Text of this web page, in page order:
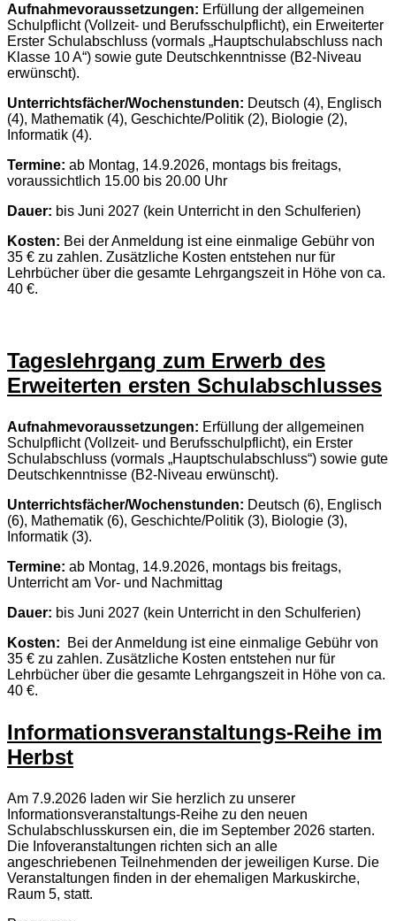
Aufnahmevoraussetzungen: Erfüllung der allgemeinen
Schulpflicht (Vollzeit- und Berufsschulpflicht), ein Erweiterter
Erster Schulabschluss (vormals „Hauptschulabschluss nach
Klasse 10 A“) sowie gute Deutschkenntnisse (B2-Niveau
erwünscht).
Unterrichtsfächer/Wochenstunden: Deutsch (4), Englisch
(4), Mathematik (4), Geschichte/Politik (2), Biologie (2),
Informatik (4).
Termine: ab Montag, 14.9.2026, montags bis freitags,
voraussichtlich 15.00 bis 20.00 Uhr
Dauer: bis Juni 2027 (kein Unterricht in den Schulferien)
Kosten: Bei der Anmeldung ist eine einmalige Gebühr von
35 € zu zahlen. Zusätzliche Kosten entstehen nur für
Lehrbücher über die gesamte Lehrgangszeit in Höhe von ca.
40 €.
Tageslehrgang zum Erwerb des
Erweiterten ersten Schulabschlusses
Aufnahmevoraussetzungen: Erfüllung der allgemeinen
Schulpflicht (Vollzeit- und Berufsschulpflicht), ein Erster
Schulabschluss (vormals „Hauptschulabschluss“) sowie gute
Deutschkenntnisse (B2-Niveau erwünscht).
Unterrichtsfächer/Wochenstunden: Deutsch (6), Englisch
(6), Mathematik (6), Geschichte/Politik (3), Biologie (3),
Informatik (3).
Termine: ab Montag, 14.9.2026, montags bis freitags,
Unterricht am Vor- und Nachmittag
Dauer: bis Juni 2027 (kein Unterricht in den Schulferien)
Kosten: Bei der Anmeldung ist eine einmalige Gebühr von
35 € zu zahlen. Zusätzliche Kosten entstehen nur für
Lehrbücher über die gesamte Lehrgangszeit in Höhe von ca.
40 €.
Informationsveranstaltungs-Reihe im
Herbst
Am 7.9.2026 laden wir Sie herzlich zu unserer
Informationsveranstaltungs-Reihe zu den neuen
Schulabschlusskursen ein, die im September 2026 starten.
Die Infoveranstaltungen richten sich an alle
angeschriebenen Teilnehmenden der jeweiligen Kurse. Die
Veranstaltungen finden in der ehemaligen Markuskirche,
Raum 5, statt.